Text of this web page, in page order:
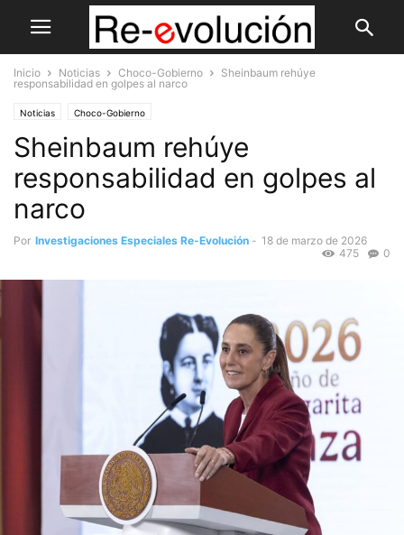
Inicio Noticias Choco-Gobierno
Sheinbaum rehúye
responsabilidad en golpes al narco
Noticias Choco-Gobierno
Sheinbaum rehúye
responsabilidad en golpes al
narco
Por Investigaciones Especiales Re-Evolución - 18 de marzo de 2026
0
475